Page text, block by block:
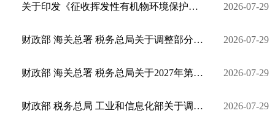
关于印发《征收挥发性有机物环境保护税试点实施办法》的通知 2026-07-29
财政部 海关总署 税务总局关于调整部分电池消费税政策的公告 2026-07-29
财政部 海关总署 税务总局关于2027年第33届世界大学生冬季运动会税收政策的通知 2026-07-29
财政部 税务总局 工业和信息化部关于调整节能汽车、新能源汽车车船税优惠政策的公告 2026-07-29